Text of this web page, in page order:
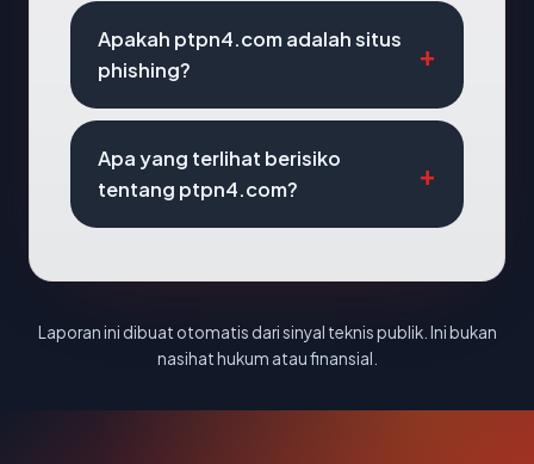
Apakah ptpn4.com adalah situs
phishing?
Apa yang terlihat berisiko
tentang ptpn4.com?
Laporan ini dibuat otomatis dari sinyal teknis publik. Ini bukan
nasihat hukum atau finansial.